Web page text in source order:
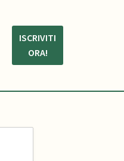
ISCRIVITI
ORA!